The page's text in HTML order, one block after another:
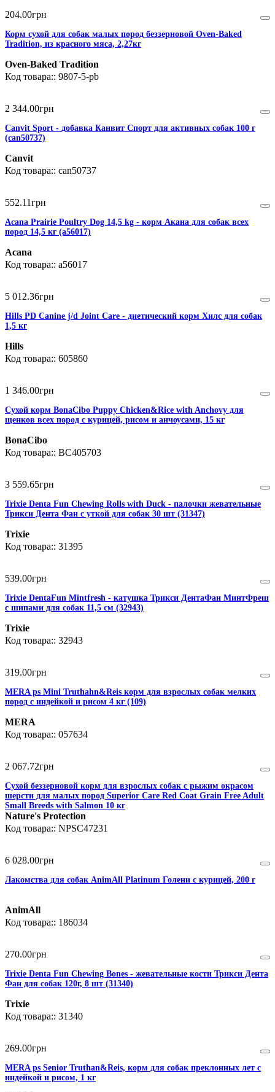
204.00грн
Корм сухой для собак малых пород беззерновой Oven-Baked
Tradition, из красного мяса, 2,27кг
Oven-Baked Tradition
9807-5-pb
2 344.00грн
Сanvit Sport - добавка Канвит Спорт для активных собак 100 г
(can50737)
Canvit
can50737
552.11грн
Acana Prairie Poultry Dog 14,5 kg - корм Акана для собак всех
пород 14,5 кг (a56017)
Acana
a56017
5 012.36грн
Hills PD Canine j/d Joint Care - диетический корм Хилс для собак
1,5 кг
Hills
605860
1 346.00грн
Сухой корм BonaCibo Puppy Chicken&Rice with Anchovy для
щенков всех пород с курицей, рисом и анчоусами, 15 кг
BonaCibo
BC405703
3 559.65грн
Trixie Denta Fun Chewing Rolls with Duck - палочки жевательные
Трикси Дента Фан с уткой для собак 30 шт (31347)
Trixie
31395
539.00грн
Trixie DentaFun Mintfresh - катушка Трикси ДентаФан МинтФреш
с шипами для собак 11,5 см (32943)
Trixie
32943
319.00грн
MERA ps Mini Truthahn&Reis корм для взрослых собак мелких
пород с индейкой и рисом 4 кг (109)
MERA
057634
2 067.72грн
Сухой беззерновой корм для взрослых собак с рыжим окрасом
шерсти для малых пород Superior Care Red Coat Grain Free Adult
Small Breeds with Salmon 10 кг
Nature's Protection
NPSC47231
6 028.00грн
Лакомства для собак AnimAll Platinum Голени с курицей, 200 г
AnimAll
186034
270.00грн
Trixie Denta Fun Chewing Bones - жевательные кости Трикси Дента
Фан для собак 120г, 8 шт (31340)
Trixie
31340
269.00грн
MERA ps Senior Truthan&Reis, корм для собак преклонных лет с
индейкой и рисом, 1 кг